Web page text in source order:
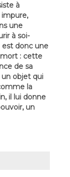
à
impure,
une
à soi-
est donc une
mort : cette
de sa
un objet qui
la
il lui donne
un